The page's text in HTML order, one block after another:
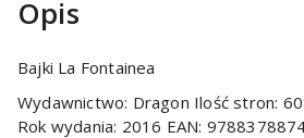
Opis
Bajki La Fontainea
Wydawnictwo: Dragon Ilość stron:
Rok wydania: 2016 EAN: